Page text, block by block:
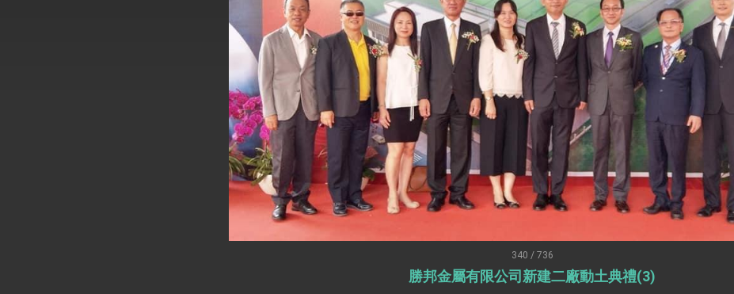
外交部長林佳龍出席《台灣光華雜誌》50週年慶「見證蛻變，分享世界的光華」開幕式，期許數位轉 型迎向下個50年
總統主持「台美經濟繁榮夥伴對話」記者會 說明臺美合作三大戰略方向 盼與民主夥伴共同引領 下一個世代的繁榮
外交部長林佳龍接受印尼「時代雜誌」專訪，闡述印太安全局勢，籲深化台印尼半導體供應鏈合作
副總統接見美參議員蓋耶哥 強調美國是臺灣重要合作夥伴
外交部長林佳龍午宴歡迎美國聯邦參議員蓋耶哥訪問團
外交部長林佳龍接見美國智庫「德國馬歇爾基金會」訪問團一行，深化跨大西洋戰略夥伴關係
臺美經貿談判獲階段性成果 卓揆期勉爭取時間完成「臺美對等貿易協定」簽署
卓揆：臺美關稅談判階段性結果有助臺灣取得有利戰略地位 全力支持「臺美對等貿易協定」簽署
外交部與數位發展部攜手合作，整合台灣雄厚數位實力，達成固邦榮邦目標
340 / 736
勝邦金屬有限公司新建二廠動土典禮(3)